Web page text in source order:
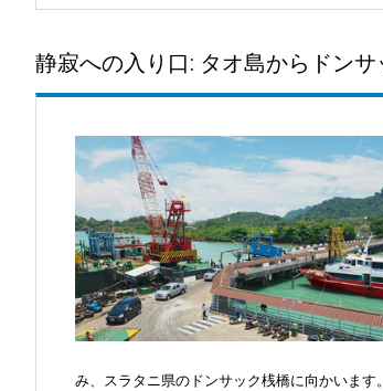
静寂への入り口: タオ島からドン
み、スラタニ県のドンサック桟橋に向かいます。